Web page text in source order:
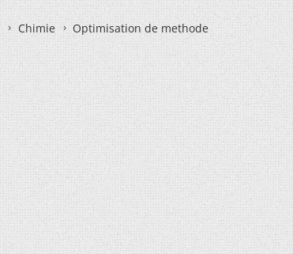
Chimie Optimisation de methode